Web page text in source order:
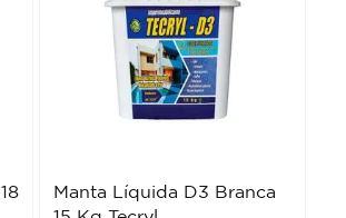
Manta Líquida D3 Branca